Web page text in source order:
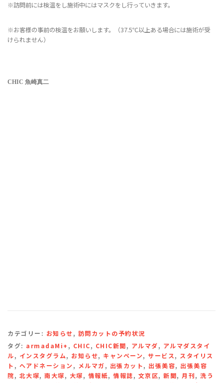
※訪問前には検温をし施術中にはマスクをし行っていきます。
※お客様の事前の検温をお願いします。（37.5℃以上ある場合には施術が受
けられません）
CHIC 魚崎真二
カテゴリー: お知らせ, 訪問カットの予約状況
タグ: armadaMi+ , CHIC, CHIC新聞, アルマダ, アルマダスタイ
ル, インスタグラム, お知らせ, キャンペーン, サービス, スタイリス
ト , ヘアドネーション, メルマガ, 出張カット, 出張美容, 出張美容
院, 北大塚, 南大塚, 大塚, 情報紙, 情報誌, 文京区, 新聞, 月刊, 洗う